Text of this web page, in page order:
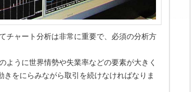
チャート分析は非常に重要で、必須の分析方
ように世界情勢や失業率などの要素が大きく
をにらみながら取引を続けなければなりま